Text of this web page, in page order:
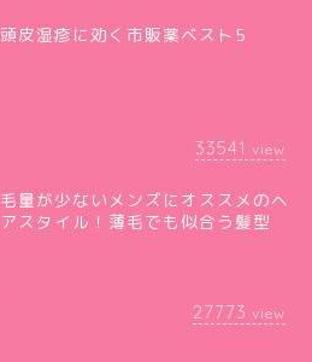
頭皮湿疹に効く市販薬ベスト5
33541 view
毛量が少ないメンズにオススメのヘ
アスタイル！薄毛でも似合う髪型
27773 view